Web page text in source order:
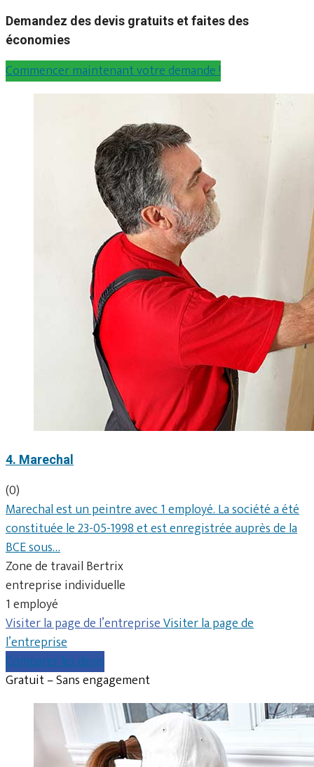
Demandez des devis gratuits et faites des
économies
Commencer maintenant votre demande !
4. Marechal
(0)
Marechal est un peintre avec 1 employé. La société a été
constituée le 23-05-1998 et est enregistrée auprès de la
BCE sous…
Zone de travail Bertrix
entreprise individuelle
1 employé
Visiter la page de l’entrepriseVisiter la page de
l’entreprise
Comparer les devis
Gratuit – Sans engagement